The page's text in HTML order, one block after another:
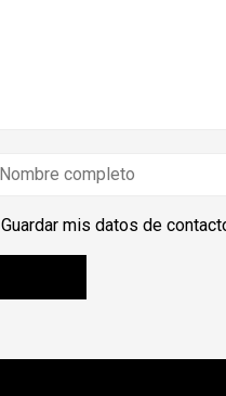
Guardar mis datos de